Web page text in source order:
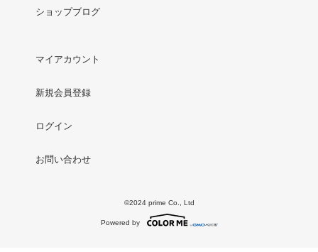
ショップブログ
マイアカウント
新規会員登録
ログイン
お問い合わせ
©2024 prime Co., Ltd
Powered by